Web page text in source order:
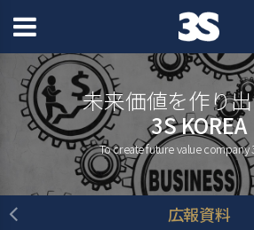
未来価値を作り
3S KOREA
To create future value company
広報資料